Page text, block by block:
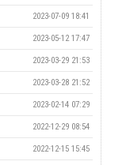
2023-07-09 18:41
2023-05-12 17:47
2023-03-29 21:53
2023-03-28 21:52
2023-02-14 07:29
2022-12-29 08:54
2022-12-15 15:45